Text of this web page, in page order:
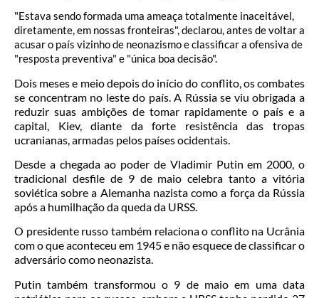
"Estava sendo formada uma ameaça totalmente inaceitável,
diretamente, em nossas fronteiras", declarou, antes de voltar a
acusar o país vizinho de neonazismo e classificar a ofensiva de
"resposta preventiva" e "única boa decisão".
Dois meses e meio depois do início do conflito, os combates
se concentram no leste do país. A Rússia se viu obrigada a
reduzir suas ambições de tomar rapidamente o país e a
capital, Kiev, diante da forte resistência das tropas
ucranianas, armadas pelos países ocidentais.
Desde a chegada ao poder de Vladimir Putin em 2000, o
tradicional desfile de 9 de maio celebra tanto a vitória
soviética sobre a Alemanha nazista como a força da Rússia
após a humilhação da queda da URSS.
O presidente russo também relaciona o conflito na Ucrânia
com o que aconteceu em 1945 e não esquece de classificar o
adversário como neonazista.
Putin também transformou o 9 de maio em uma data